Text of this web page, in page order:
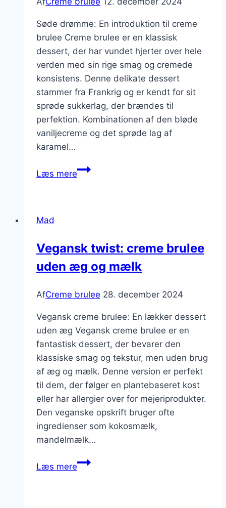
Søde drømme: En introduktion til creme
brulee Creme brulee er en klassisk
dessert, der har vundet hjerter over hele
verden med sin rige smag og cremede
konsistens. Denne delikate dessert
stammer fra Frankrig og er kendt for sit
sprøde sukkerlag, der brændes til
perfektion. Kombinationen af den bløde
vaniljecreme og det sprøde lag af
karamel…
Læs mereSøde
kokosflager
Mad
Vegansk twist: creme brulee
uden æg og mælk
AfCreme brulee 28. december 2024
Vegansk creme brulee: En lækker dessert
uden æg Vegansk creme brulee er en
fantastisk dessert, der bevarer den
klassiske smag og tekstur, men uden brug
af æg og mælk. Denne version er perfekt
til dem, der følger en plantebaseret kost
eller har allergier over for mejeriprodukter.
Den veganske opskrift bruger ofte
ingredienser som kokosmælk,
mandelmælk…
Læs mereVegansk